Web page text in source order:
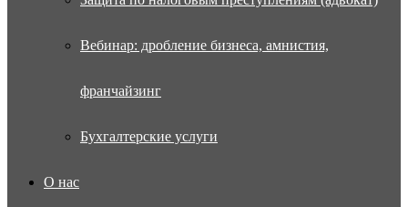
Вебинар: дробление бизнеса, амнистия,
франчайзинг
Бухгалтерские услуги
О нас